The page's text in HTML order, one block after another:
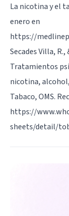
La nicotina y el
enero en
https://
Secades Villa,
Tratamientos
nicotina,
Tabaco, OMS.
https://
sheets/detail/